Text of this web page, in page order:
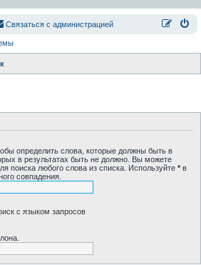
Связаться с администрацией
определить слова, которые должны быть в
в результатах быть не должно. Вы можете
поиска любого слова из списка. Используйте * в
совпадения.
с языком запросов